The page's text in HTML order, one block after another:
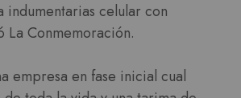
indumentarias celular con
La Conmemoración.
empresa en fase inicial cual